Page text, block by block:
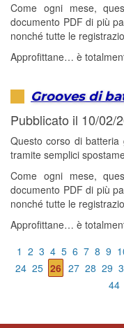
Come ogni mese,
documento PDF di più
nonché tutte le
Approfittane… è
Grooves di
Pubblicato il 10/02/
Questo corso di
tramite semplici
Come ogni mese,
documento PDF di più
nonché tutte le
Approfittane… è
1 2 3 4 5 6 7 8 9
24 25 26 27 28 29
44